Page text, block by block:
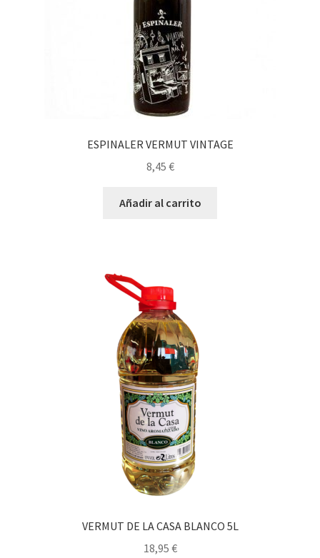
ESPINALER VERMUT VINTAGE
8,45 €
Añadir al carrito
VERMUT DE LA CASA BLANCO 5L
18,95 €